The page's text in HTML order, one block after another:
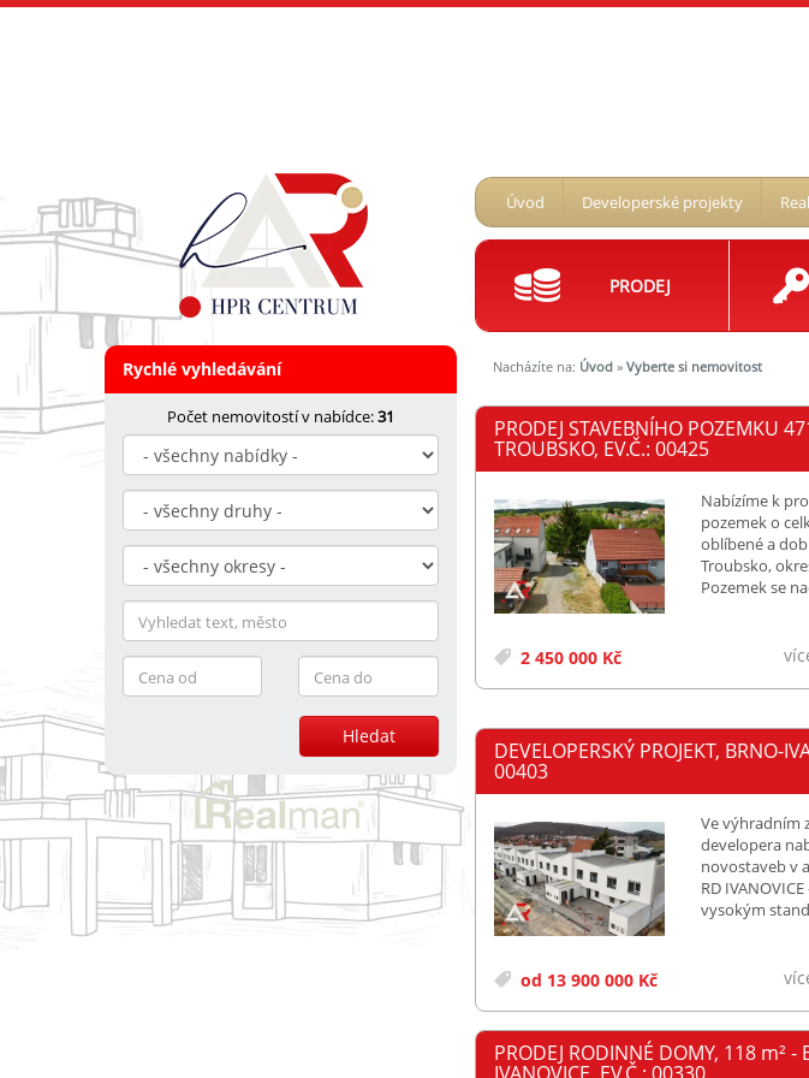
Úvod Developerské projekty
PRODEJ
Rychlé vyhledávání
Počet nemovitostí v nabídce:31
Hledat
Nacházíte na: Úvod » Vyberte si nemovitost
PRODEJ STAVEBNÍHO POZEMKU
TROUBSKO, EV.Č.: 00425
Nabízíme k
pozemek o
oblíbené a
Troubsko,
Pozemek se
2 450 000 Kč
DEVELOPERSKÝ PROJEKT, BRNO-
00403
Ve výhradním
developera
novostaveb v
RD
vysokým
od 13 900 000 Kč
PRODEJ RODINNÉ DOMY, 118 m² -
IVANOVICE, EV.Č.: 00330